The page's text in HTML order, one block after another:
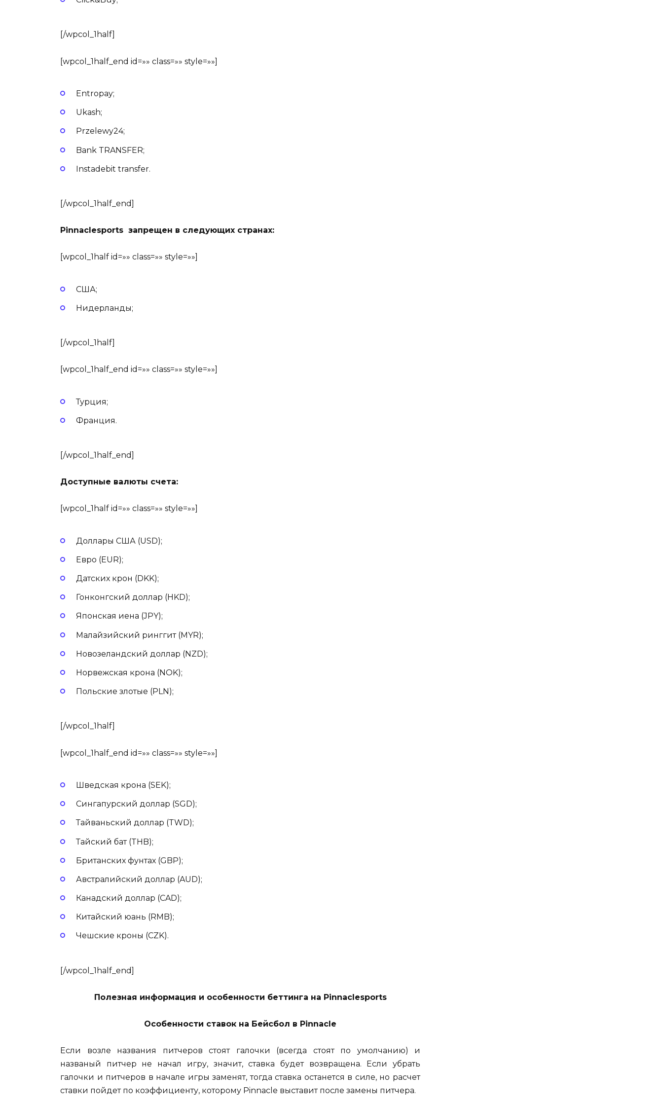
[/wpcol_1half]
[wpcol_1half_end id=»» class=»» style=»»]
Entropay;
Ukash;
Przelewy24;
Bank TRANSFER;
Instadebit transfer.
[/wpcol_1half_end]
Pinnaclesports запрещен в следующих странах:
[wpcol_1half id=»» class=»» style=»»]
США;
Нидерланды;
[/wpcol_1half]
[wpcol_1half_end id=»» class=»» style=»»]
Турция;
Франция.
[/wpcol_1half_end]
Доступные валюты счета:
[wpcol_1half id=»» class=»» style=»»]
Доллары США (USD);
Евро (EUR);
Датских крон (DKK);
Гонконгский доллар (HKD);
Японская иена (JPY);
Малайзийский ринггит (MYR);
Новозеландский доллар (NZD);
Норвежская крона (NOK);
Польские злотые (PLN);
[/wpcol_1half]
[wpcol_1half_end id=»» class=»» style=»»]
Шведская крона (SEK);
Сингапурский доллар (SGD);
Тайваньский доллар (TWD);
Тайский бат (THB);
Британских фунтах (GBP);
Австралийский доллар (AUD);
Канадский доллар (CAD);
Китайский юань (RMB);
Чешские кроны (CZK).
[/wpcol_1half_end]
Полезная информация и особенности беттинга на Pinnaclesports
Особенности ставок на Бейсбол в Pinnacle
Если возле названия питчеров стоят галочки (всегда стоят по умолчанию) и
названый питчер не начал игру, значит, ставка будет возвращена. Если убрать
галочки и питчеров в начале игры заменят, тогда ставка останется в силе, но расчет
ставки пойдет по коэффициенту, которому Pinnacle выставит после замены питчера.